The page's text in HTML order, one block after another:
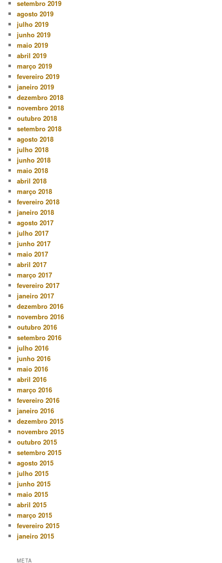
setembro 2019
agosto 2019
julho 2019
junho 2019
maio 2019
abril 2019
março 2019
fevereiro 2019
janeiro 2019
dezembro 2018
novembro 2018
outubro 2018
setembro 2018
agosto 2018
julho 2018
junho 2018
maio 2018
abril 2018
março 2018
fevereiro 2018
janeiro 2018
agosto 2017
julho 2017
junho 2017
maio 2017
abril 2017
março 2017
fevereiro 2017
janeiro 2017
dezembro 2016
novembro 2016
outubro 2016
setembro 2016
julho 2016
junho 2016
maio 2016
abril 2016
março 2016
fevereiro 2016
janeiro 2016
dezembro 2015
novembro 2015
outubro 2015
setembro 2015
agosto 2015
julho 2015
junho 2015
maio 2015
abril 2015
março 2015
fevereiro 2015
janeiro 2015
META